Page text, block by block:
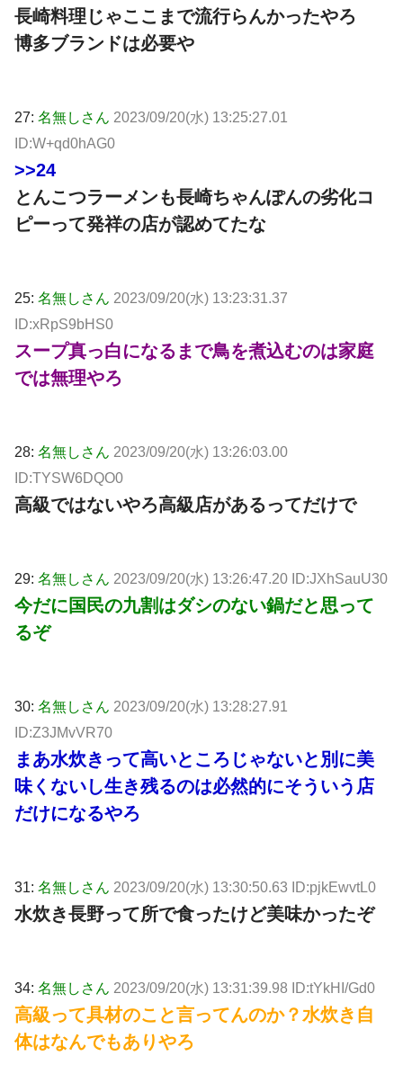
長崎料理じゃここまで流行らんかったやろ
博多ブランドは必要や
27: 名無しさん 2023/09/20(水) 13:25:27.01
ID:W+qd0hAG0
>>24
とんこつラーメンも長崎ちゃんぽんの劣化コ
ピーって発祥の店が認めてたな
25: 名無しさん 2023/09/20(水) 13:23:31.37
ID:xRpS9bHS0
スープ真っ白になるまで鳥を煮込むのは家庭
では無理やろ
28: 名無しさん 2023/09/20(水) 13:26:03.00
ID:TYSW6DQO0
高級ではないやろ高級店があるってだけで
29: 名無しさん 2023/09/20(水) 13:26:47.20 ID:JXhSauU30
今だに国民の九割はダシのない鍋だと思って
るぞ
30: 名無しさん 2023/09/20(水) 13:28:27.91
ID:Z3JMvVR70
まあ水炊きって高いところじゃないと別に美
味くないし生き残るのは必然的にそういう店
だけになるやろ
31: 名無しさん 2023/09/20(水) 13:30:50.63 ID:pjkEwvtL0
水炊き長野って所で食ったけど美味かったぞ
34: 名無しさん 2023/09/20(水) 13:31:39.98 ID:tYkHI/Gd0
高級って具材のこと言ってんのか？水炊き自
体はなんでもありやろ